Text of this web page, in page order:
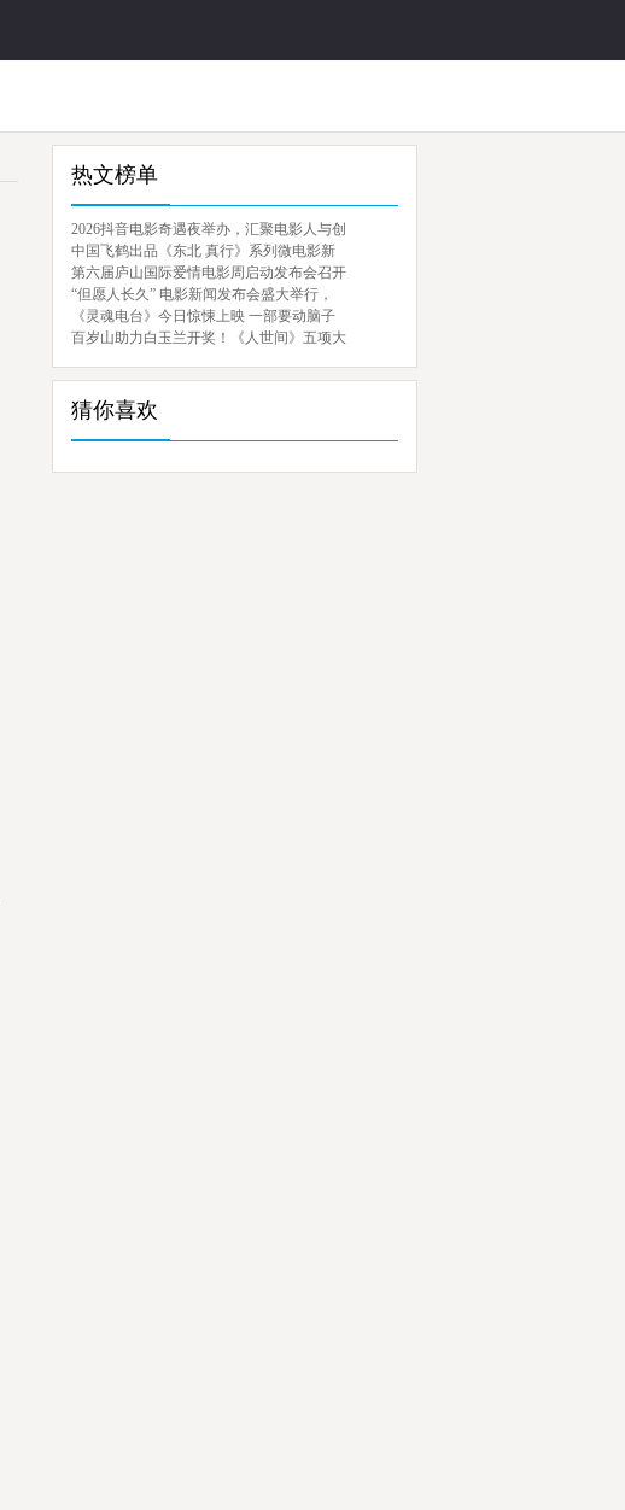
热文榜单
2026抖音电影奇遇夜举办，汇聚电影人与创
中国飞鹤出品《东北 真行》系列微电影新
第六届庐山国际爱情电影周启动发布会召开
“但愿人长久” 电影新闻发布会盛大举行，
《灵魂电台》今日惊悚上映 一部要动脑子
百岁山助力白玉兰开奖！《人世间》五项大
猜你喜欢